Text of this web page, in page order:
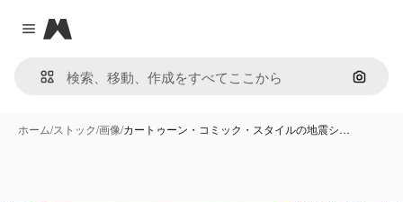
Close menu
Magnific
画像で
ホーム/ストック/画像/カートゥーン・コミック・スタイルの地震シ…